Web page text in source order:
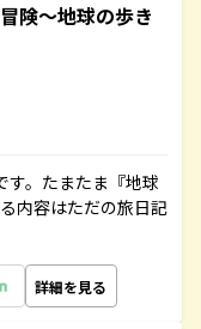
険～地球の歩き
す。たまたま『地球
内容はただの旅日記
詳細を見る